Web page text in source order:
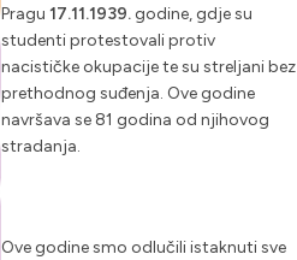
Pragu17.11.1939.godine, gdje su
studenti protestovali protiv
nacističke okupacije te su streljani bez
prethodnog suđenja. Ove godine
navršava se 81 godina od njihovog
stradanja.
Ove godine smo odlučili istaknuti sve